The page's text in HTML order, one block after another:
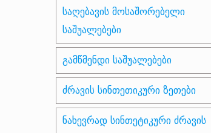
საღებავის მოსაშორებელი
საშუალებები
გამწმენდი საშუალებები
ძრავის სინთეთიკური ზეთები
ნახევრად სინთეტიკური ძრავის